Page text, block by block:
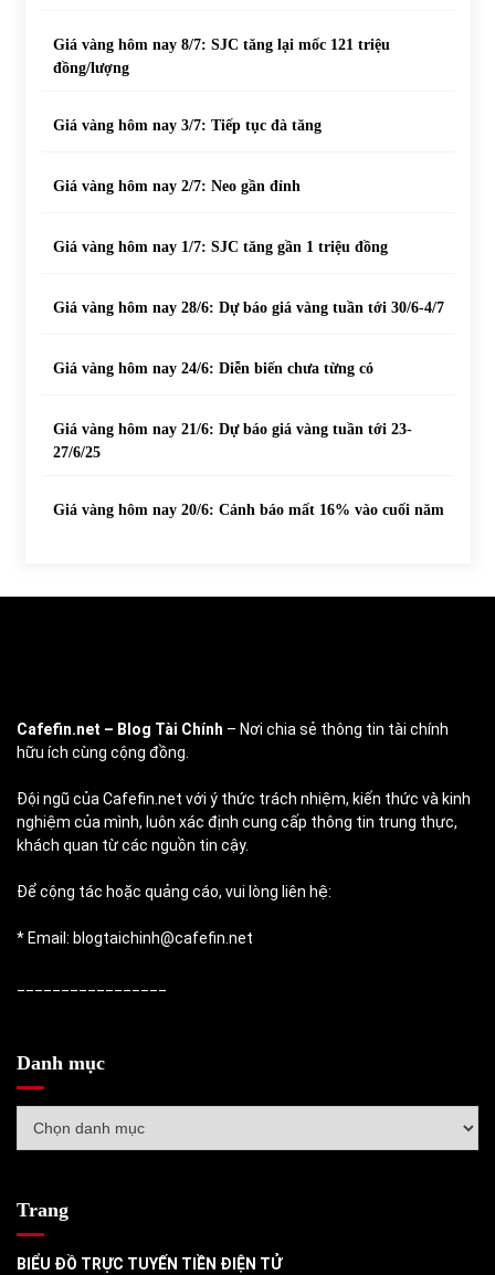
Giá vàng hôm nay 8/7: SJC tăng lại mốc 121 triệu
đồng/lượng
Giá vàng hôm nay 3/7: Tiếp tục đà tăng
Giá vàng hôm nay 2/7: Neo gần đỉnh
Giá vàng hôm nay 1/7: SJC tăng gần 1 triệu đồng
Giá vàng hôm nay 28/6: Dự báo giá vàng tuần tới 30/6-4/7
Giá vàng hôm nay 24/6: Diễn biến chưa từng có
Giá vàng hôm nay 21/6: Dự báo giá vàng tuần tới 23-
27/6/25
Giá vàng hôm nay 20/6: Cảnh báo mất 16% vào cuối năm
Cafefin.net – Blog Tài Chính – Nơi chia sẻ thông tin tài chính
hữu ích cùng cộng đồng.
Đội ngũ của Cafefin.net với ý thức trách nhiệm, kiến thức và kinh
nghiệm của mình, luôn xác định cung cấp thông tin trung thực,
khách quan từ các nguồn tin cậy.
Để cộng tác hoặc quảng cáo, vui lòng liên hệ:
* Email: blogtaichinh@cafefin.net
Danh mục
mục
Trang
BIỂU ĐỒ TRỰC TUYẾN TIỀN ĐIỆN TỬ